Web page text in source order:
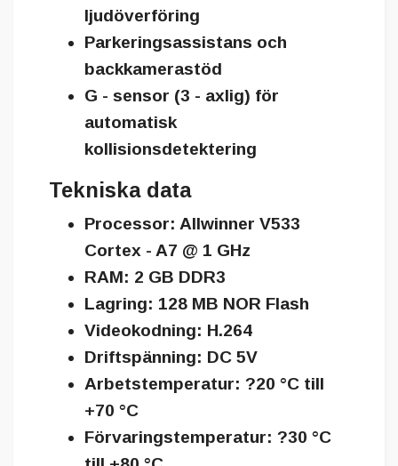
ljudöverföring
Parkeringsassistans och
backkamerastöd
G - sensor (3 - axlig) för
automatisk
kollisionsdetektering
Tekniska data
Processor: Allwinner V533
Cortex - A7 @ 1 GHz
RAM: 2 GB DDR3
Lagring: 128 MB NOR Flash
Videokodning: H.264
Driftspänning: DC 5V
Arbetstemperatur: ?20 °C till
+70 °C
Förvaringstemperatur: ?30 °C